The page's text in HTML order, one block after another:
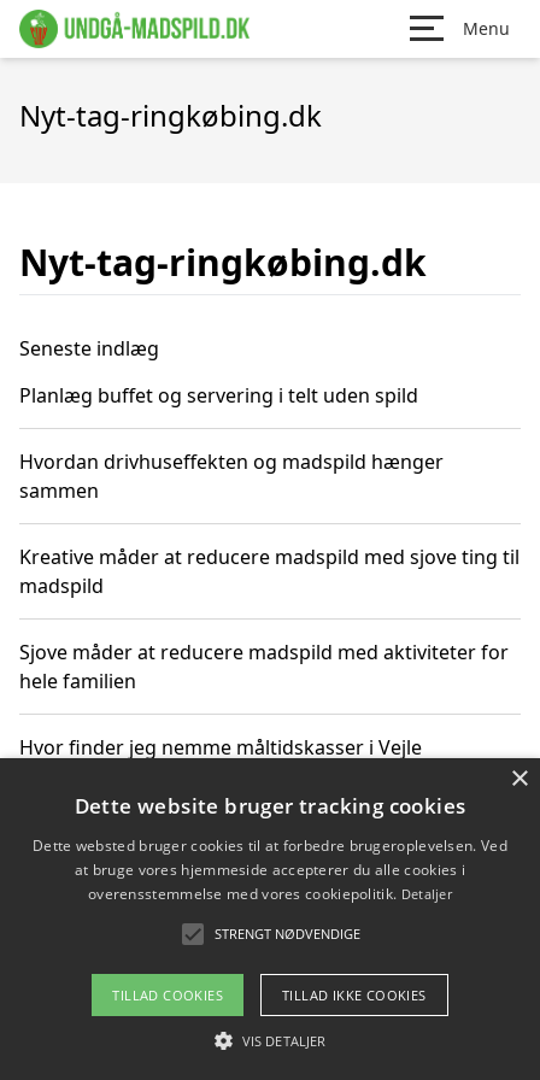
Menu
Nyt-tag-ringkøbing.dk
Nyt-tag-ringkøbing.dk
Seneste indlæg
Planlæg buffet og servering i telt uden spild
Hvordan drivhuseffekten og madspild hænger
sammen
Kreative måder at reducere madspild med sjove ting til
madspild
Sjove måder at reducere madspild med aktiviteter for
hele familien
Hvor finder jeg nemme måltidskasser i Vejle
Copyright 2026 - Pilanto Aps
Om / kontakt
Blog Betingelser
×
Dette website bruger tracking cookies
Dette websted bruger cookies til at forbedre brugeroplevelsen. Ved
at bruge vores hjemmeside accepterer du alle cookies i
overensstemmelse med vores cookiepolitik. Detaljer
STRENGT NØDVENDIGE
TILLAD COOKIES TILLAD IKKE COOKIES
VIS DETALJER